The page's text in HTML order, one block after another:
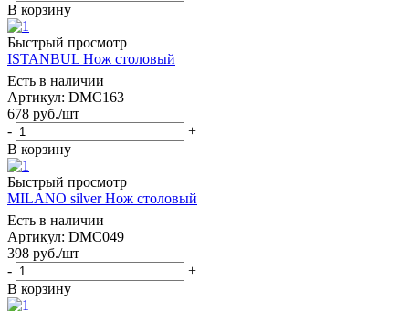
В корзину
Быстрый просмотр
ISTANBUL Нож столовый
Есть в наличии
Артикул: DMC163
678 руб./шт
-
+
В корзину
Быстрый просмотр
MILANO silver Нож столовый
Есть в наличии
Артикул: DMC049
398 руб./шт
-
+
В корзину